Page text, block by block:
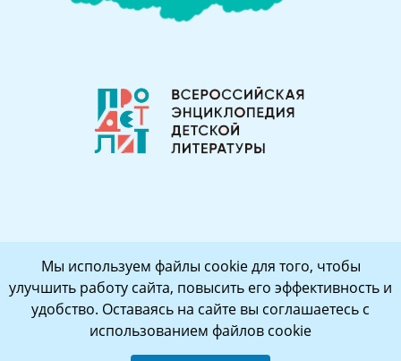
Мы используем файлы cookie для того, чтобы
улучшить работу сайта, повысить его эффективность и
удобство. Оставаясь на сайте вы соглашаетесь с
использованием файлов cookie